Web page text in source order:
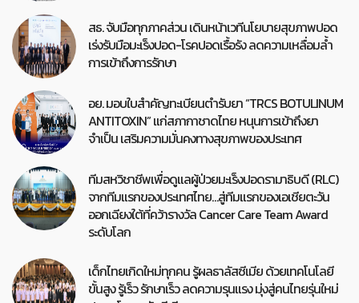
สธ. จับมือทุกภาคส่วน เดินหน้าเวทีนโยบายสุขภาพปอด
เร่งรับมือมะเร็งปอด-โรคปอดเรื้อรัง ลดความเหลื่อมล้ำ
การเข้าถึงการรักษา
อย. มอบใบสำคัญทะเบียนตำรับยา “TRCS BOTULINUM
ANTITOXIN” แก่สภากาชาดไทย หนุนการเข้าถึงยา
จำเป็น เสริมความมั่นคงทางสุขภาพของประเทศ
ทีมสหวิชาชีพเพื่อดูแลผู้ป่วยมะเร็งปอดรามาธิบดี (RLC)
จากทีมแรกของประเทศไทย…สู่ทีมแรกของเอเชียตะวัน
ออกเฉียงใต้ที่คว้ารางวัล Cancer Care Team Award
ระดับโลก
เด็กไทยเกิดใหม่ทุกคน รู้ผลธาลัสซีเมีย ด้วยเทคโนโลยี
ขั้นสูง รู้เร็ว รักษาเร็ว ลดความรุนแรง มุ่งสู่คนไทยรุ่นใหม่